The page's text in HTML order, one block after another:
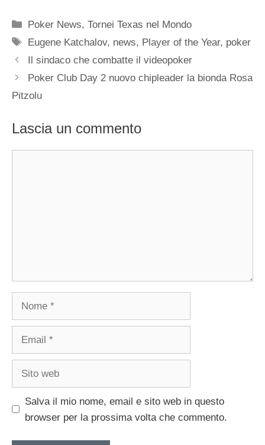
Categorie
Poker News,Tornei Texas nel Mondo
Tag
Eugene Katchalov, news, Player of the Year, poker
Il sindaco che combatte il videopoker
Poker Club Day 2 nuovo chipleader la bionda Rosa
Pitzolu
Lascia un commento
Salva il mio nome, email e sito web in questo
browser per la prossima volta che commento.